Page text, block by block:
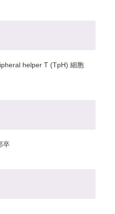
helper T (TpH) 細胞
卒